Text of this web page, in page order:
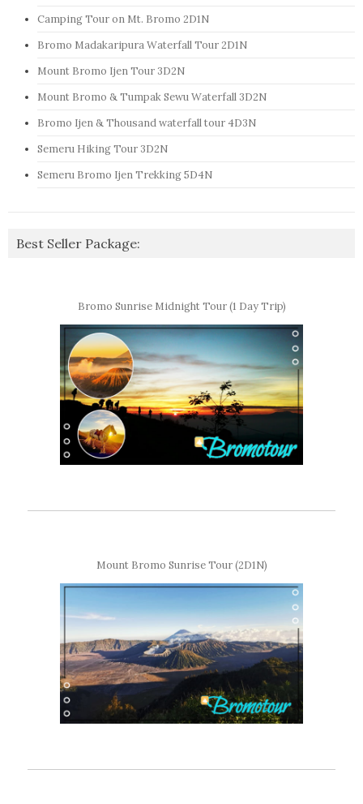
Camping Tour on Mt. Bromo 2D1N
Bromo Madakaripura Waterfall Tour 2D1N
Mount Bromo Ijen Tour 3D2N
Mount Bromo & Tumpak Sewu Waterfall 3D2N
Bromo Ijen & Thousand waterfall tour 4D3N
Semeru Hiking Tour 3D2N
Semeru Bromo Ijen Trekking 5D4N
Best Seller Package:
Bromo Sunrise Midnight Tour (1 Day Trip)
Mount Bromo Sunrise Tour (2D1N)